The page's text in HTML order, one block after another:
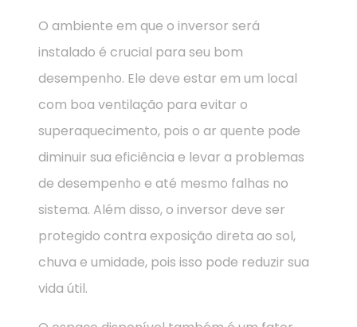
O ambiente em que o inversor será
instalado é crucial para seu bom
desempenho. Ele deve estar em um local
com boa ventilação para evitar o
superaquecimento, pois o ar quente pode
diminuir sua eficiência e levar a problemas
de desempenho e até mesmo falhas no
sistema. Além disso, o inversor deve ser
protegido contra exposição direta ao sol,
chuva e umidade, pois isso pode reduzir sua
vida útil.